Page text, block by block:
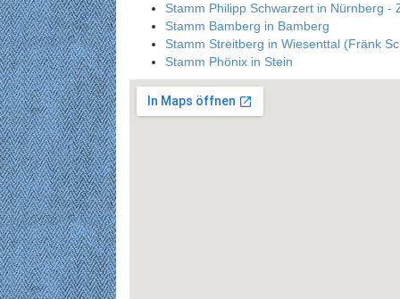
Stamm Philipp Schwarzert in Nürnberg -
Stamm Bamberg in Bamberg
Stamm Streitberg in Wiesenttal (Fränk
Stamm Phönix in Stein